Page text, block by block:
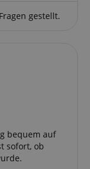
gestellt.
bequem auf
sofort, ob
Einkaufen